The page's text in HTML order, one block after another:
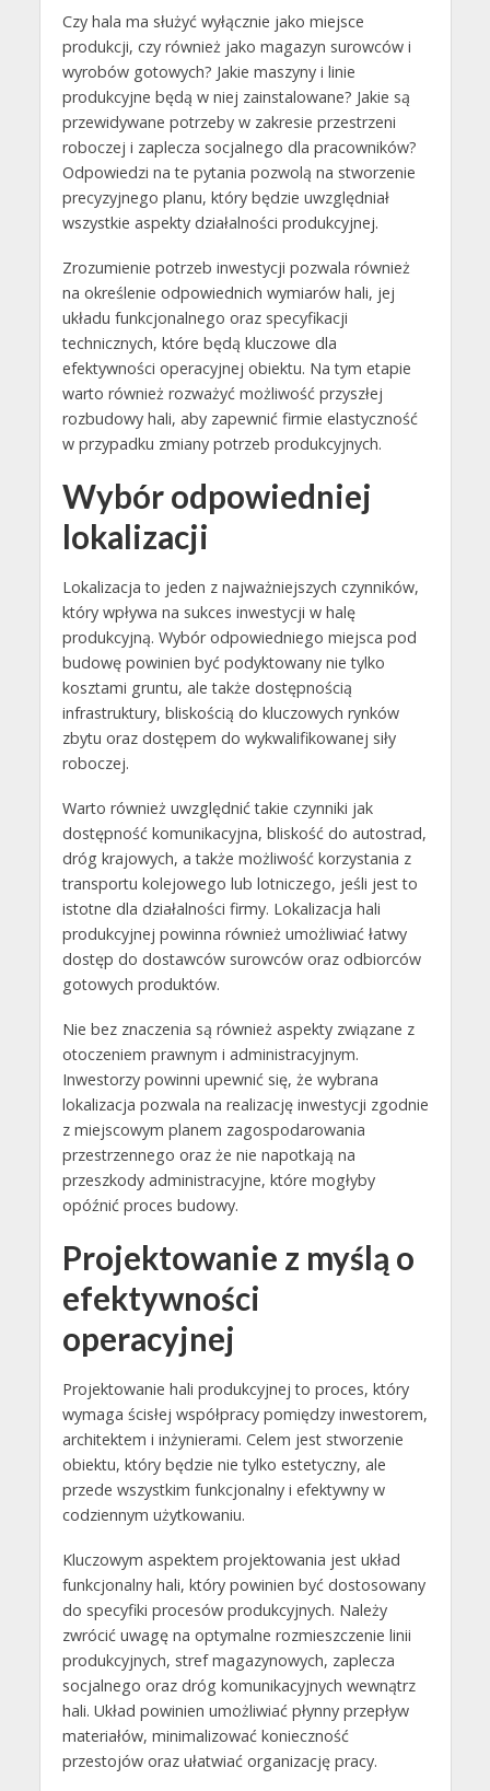
Czy hala ma służyć wyłącznie jako miejsce
produkcji, czy również jako magazyn surowców i
wyrobów gotowych? Jakie maszyny i linie
produkcyjne będą w niej zainstalowane? Jakie są
przewidywane potrzeby w zakresie przestrzeni
roboczej i zaplecza socjalnego dla pracowników?
Odpowiedzi na te pytania pozwolą na stworzenie
precyzyjnego planu, który będzie uwzględniał
wszystkie aspekty działalności produkcyjnej.
Zrozumienie potrzeb inwestycji pozwala również
na określenie odpowiednich wymiarów hali, jej
układu funkcjonalnego oraz specyfikacji
technicznych, które będą kluczowe dla
efektywności operacyjnej obiektu. Na tym etapie
warto również rozważyć możliwość przyszłej
rozbudowy hali, aby zapewnić firmie elastyczność
w przypadku zmiany potrzeb produkcyjnych.
Wybór odpowiedniej
lokalizacji
Lokalizacja to jeden z najważniejszych czynników,
który wpływa na sukces inwestycji w halę
produkcyjną. Wybór odpowiedniego miejsca pod
budowę powinien być podyktowany nie tylko
kosztami gruntu, ale także dostępnością
infrastruktury, bliskością do kluczowych rynków
zbytu oraz dostępem do wykwalifikowanej siły
roboczej.
Warto również uwzględnić takie czynniki jak
dostępność komunikacyjna, bliskość do autostrad,
dróg krajowych, a także możliwość korzystania z
transportu kolejowego lub lotniczego, jeśli jest to
istotne dla działalności firmy. Lokalizacja hali
produkcyjnej powinna również umożliwiać łatwy
dostęp do dostawców surowców oraz odbiorców
gotowych produktów.
Nie bez znaczenia są również aspekty związane z
otoczeniem prawnym i administracyjnym.
Inwestorzy powinni upewnić się, że wybrana
lokalizacja pozwala na realizację inwestycji zgodnie
z miejscowym planem zagospodarowania
przestrzennego oraz że nie napotkają na
przeszkody administracyjne, które mogłyby
opóźnić proces budowy.
Projektowanie z myślą o
efektywności
operacyjnej
Projektowanie hali produkcyjnej to proces, który
wymaga ścisłej współpracy pomiędzy inwestorem,
architektem i inżynierami. Celem jest stworzenie
obiektu, który będzie nie tylko estetyczny, ale
przede wszystkim funkcjonalny i efektywny w
codziennym użytkowaniu.
Kluczowym aspektem projektowania jest układ
funkcjonalny hali, który powinien być dostosowany
do specyfiki procesów produkcyjnych. Należy
zwrócić uwagę na optymalne rozmieszczenie linii
produkcyjnych, stref magazynowych, zaplecza
socjalnego oraz dróg komunikacyjnych wewnątrz
hali. Układ powinien umożliwiać płynny przepływ
materiałów, minimalizować konieczność
przestojów oraz ułatwiać organizację pracy.